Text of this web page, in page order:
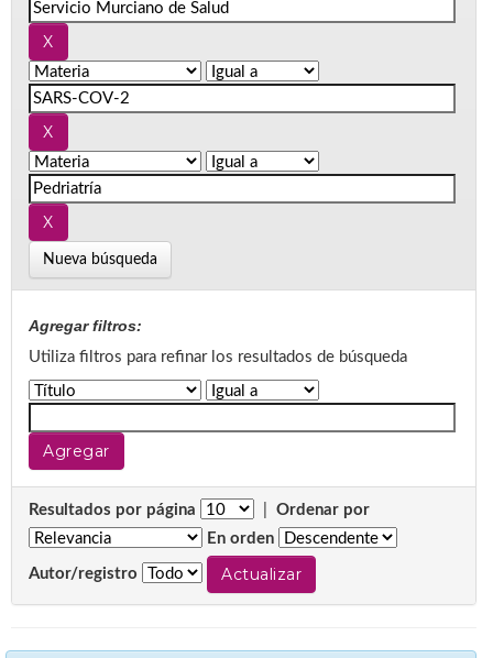
Nueva búsqueda
Agregar filtros:
Utiliza filtros para refinar los resultados de búsqueda
Resultados por página
Ordenar por
En orden
Autor/registro